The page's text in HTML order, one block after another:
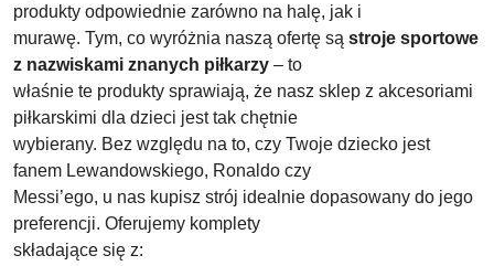
produkty odpowiednie zarówno na halę, jak i
murawę. Tym, co wyróżnia naszą ofertę są stroje sportowe
z nazwiskami znanych piłkarzy – to
właśnie te produkty sprawiają, że nasz sklep z akcesoriami
piłkarskimi dla dzieci jest tak chętnie
wybierany. Bez względu na to, czy Twoje dziecko jest
fanem Lewandowskiego, Ronaldo czy
Messi’ego, u nas kupisz strój idealnie dopasowany do jego
preferencji. Oferujemy komplety
składające się z: